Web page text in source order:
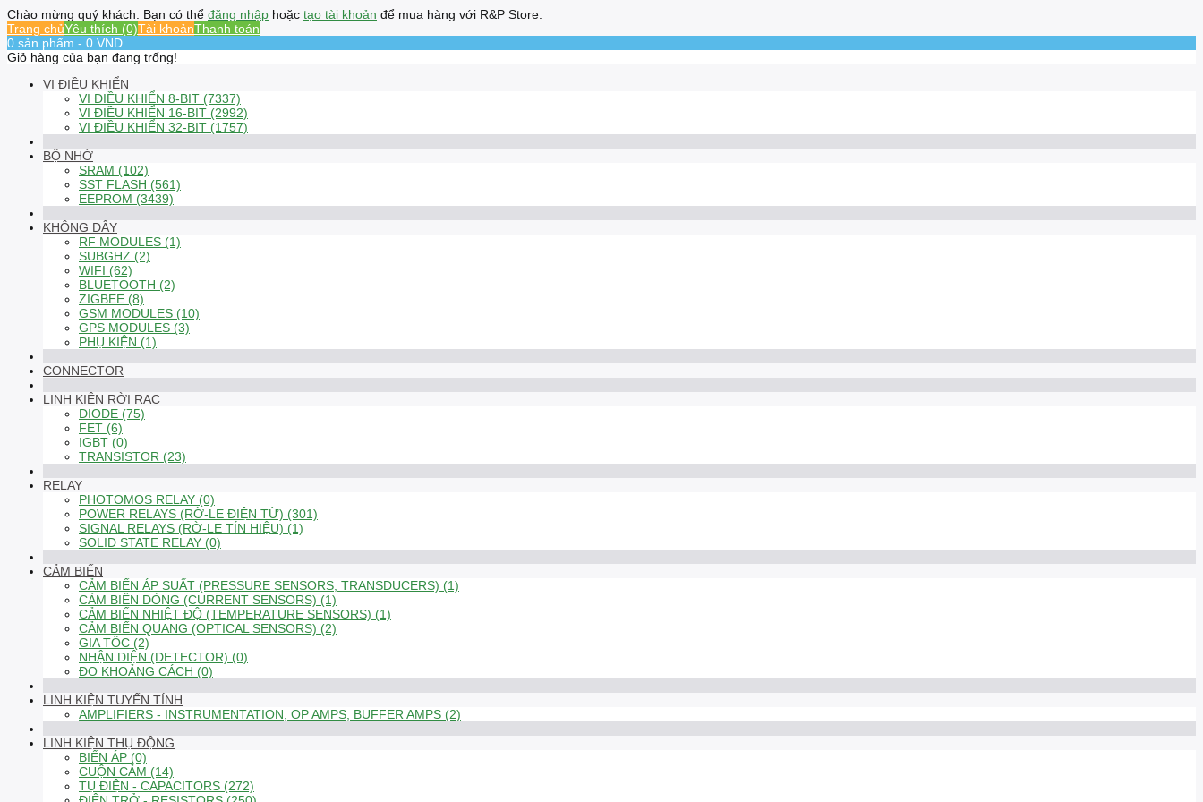
Chào mừng quý khách. Bạn có thể đăng nhập hoặc tạo tài khoản để mua hàng với R&P Store.
Trang chủYêu thích (0)Tài khoảnThanh toán
0 sản phẩm - 0 VND
Giỏ hàng của bạn đang trống!
VI ĐIỀU KHIỂN
VI ĐIỀU KHIỂN 8-BIT (7337)
VI ĐIỀU KHIỂN 16-BIT (2992)
VI ĐIỀU KHIỂN 32-BIT (1757)
BỘ NHỚ
SRAM (102)
SST FLASH (561)
EEPROM (3439)
KHÔNG DÂY
RF MODULES (1)
SUBGHZ (2)
WIFI (62)
BLUETOOTH (2)
ZIGBEE (8)
GSM MODULES (10)
GPS MODULES (3)
PHỤ KIỆN (1)
CONNECTOR
LINH KIỆN RỜI RẠC
DIODE (75)
FET (6)
IGBT (0)
TRANSISTOR (23)
RELAY
PHOTOMOS RELAY (0)
POWER RELAYS (RỜ-LE ĐIỆN TỪ) (301)
SIGNAL RELAYS (RỜ-LE TÍN HIỆU) (1)
SOLID STATE RELAY (0)
CẢM BIẾN
CẢM BIẾN ÁP SUẤT (PRESSURE SENSORS, TRANSDUCERS) (1)
CẢM BIẾN DÒNG (CURRENT SENSORS) (1)
CẢM BIẾN NHIỆT ĐỘ (TEMPERATURE SENSORS) (1)
CẢM BIẾN QUANG (OPTICAL SENSORS) (2)
GIA TỐC (2)
NHẬN DIỆN (DETECTOR) (0)
ĐO KHOẢNG CÁCH (0)
LINH KIỆN TUYẾN TÍNH
AMPLIFIERS - INSTRUMENTATION, OP AMPS, BUFFER AMPS (2)
LINH KIỆN THỤ ĐỘNG
BIẾN ÁP (0)
CUỘN CẢM (14)
TỤ ĐIỆN - CAPACITORS (272)